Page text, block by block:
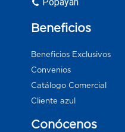
Beneficios
Beneficios Exclusivos
Convenios
Catálogo Comercial
Cliente azul
Conócenos